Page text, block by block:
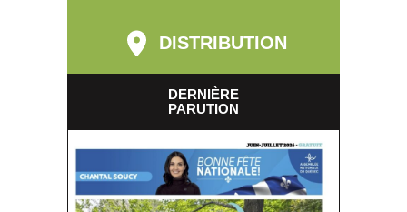
DISTRIBUTION
DERNIÈRE
PARUTION